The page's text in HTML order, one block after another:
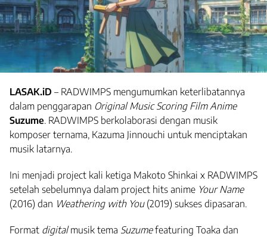
LASAK.iD – RADWIMPS mengumumkan keterlibatannya
dalam penggarapan Original Music Scoring Film Anime
Suzume. RADWIMPS berkolaborasi dengan musik
komposer ternama, Kazuma Jinnouchi untuk menciptakan
musik latarnya.
Ini menjadi project kali ketiga Makoto Shinkai x RADWIMPS
setelah sebelumnya dalam project hits anime Your Name
(2016) dan Weathering with You(2019) sukses dipasaran.
Format digitalmusik tema Suzumefeaturing Toaka dan